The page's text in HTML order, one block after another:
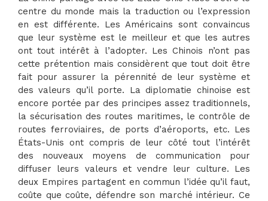
centre du monde mais la traduction ou l’expression
en est différente. Les Américains sont convaincus
que leur système est le meilleur et que les autres
ont tout intérêt à l’adopter. Les Chinois n’ont pas
cette prétention mais considèrent que tout doit être
fait pour assurer la pérennité de leur système et
des valeurs qu’il porte. La diplomatie chinoise est
encore portée par des principes assez traditionnels,
la sécurisation des routes maritimes, le contrôle de
routes ferroviaires, de ports d’aéroports, etc. Les
États-Unis ont compris de leur côté tout l’intérêt
des nouveaux moyens de communication pour
diffuser leurs valeurs et vendre leur culture. Les
deux Empires partagent en commun l’idée qu’il faut,
coûte que coûte, défendre son marché intérieur. Ce